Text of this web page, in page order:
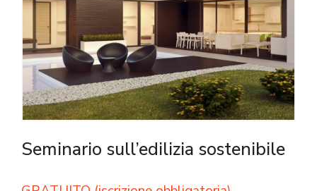
Seminario sull’edilizia sostenibile